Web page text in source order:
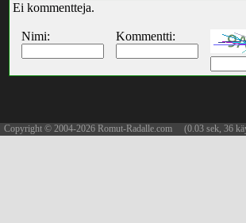
Ei kommentteja.
Nimi: Kommentti:
Copyright © 2004-2026 Romut-Radalle.com (0.03 sek, 36